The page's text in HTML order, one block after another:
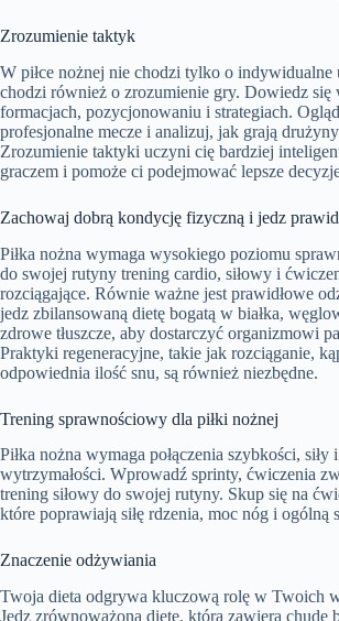
Zrozumienie taktyk
W piłce nożnej nie chodzi tylko o indywidualne
chodzi również o zrozumienie gry. Dowiedz się
formacjach, pozycjonowaniu i strategiach.
profesjonalne mecze i analizuj, jak grają
Zrozumienie taktyki uczyni cię bardziej
graczem i pomoże ci podejmować lepsze
Zachowaj dobrą kondycję fizyczną i jedz
Piłka nożna wymaga wysokiego poziomu
do swojej rutyny trening cardio, siłowy i
rozciągające. Równie ważne jest prawidłowe
jedz zbilansowaną dietę bogatą w białka,
zdrowe tłuszcze, aby dostarczyć organizmowi
Praktyki regeneracyjne, takie jak rozciąganie,
odpowiednia ilość snu, są również niezbędne.
Trening sprawnościowy dla piłki nożnej
Piłka nożna wymaga połączenia szybkości, siły i
wytrzymałości. Wprowadź sprinty, ćwiczenia
trening siłowy do swojej rutyny. Skup się na
które poprawiają siłę rdzenia, moc nóg i ogólną
Znaczenie odżywiania
Twoja dieta odgrywa kluczową rolę w Twoich
Jedz zrównoważoną dietę, która zawiera chude